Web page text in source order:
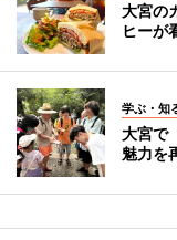
大宮の
ヒーが
学ぶ・知
大宮で
魅力を